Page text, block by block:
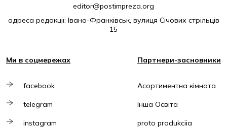
editor@postimpreza.org
адреса редакції: Івано-Франківськ, вулиця Січових стрільців
15
Ми в соцмережах
facebook
telegram
instagram
Партнери-засновники
Асортиментна кімната
Інша Освіта
proto produkciia